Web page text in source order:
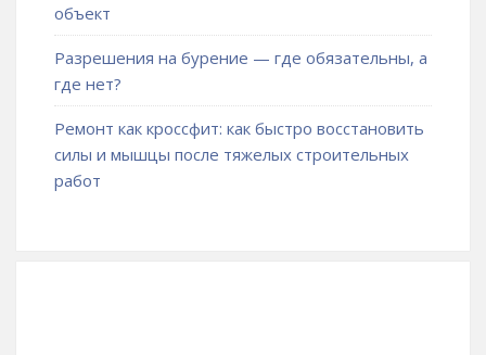
объект
Разрешения на бурение — где обязательны, а
где нет?
Ремонт как кроссфит: как быстро восстановить
силы и мышцы после тяжелых строительных
работ